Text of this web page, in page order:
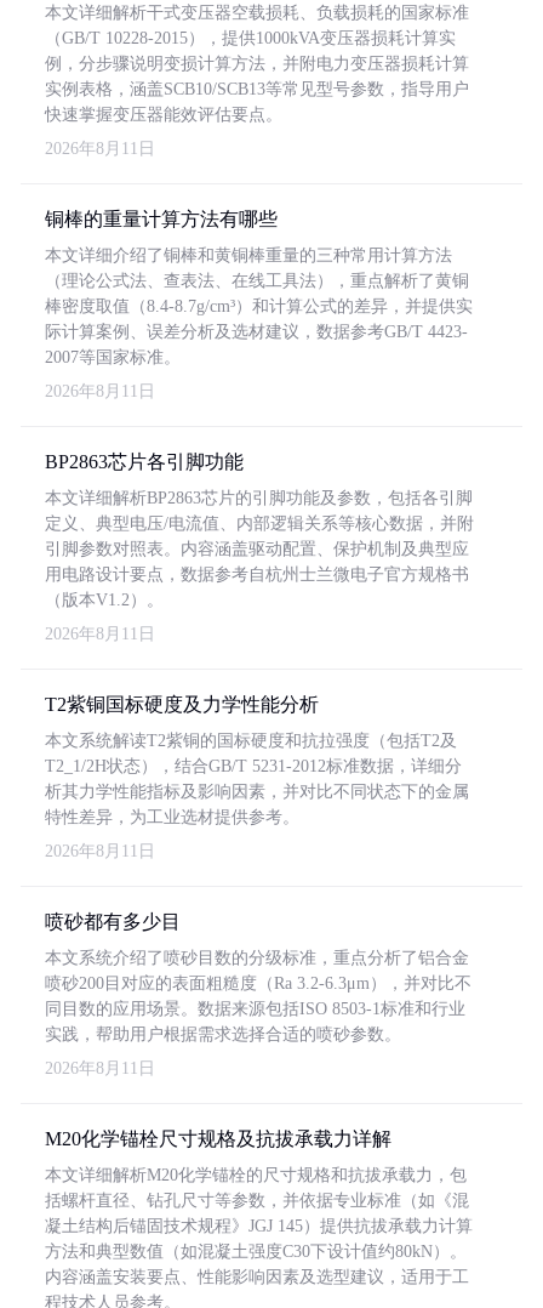
本文详细解析干式变压器空载损耗、负载损耗的国家标准
（GB/T 10228-2015），提供1000kVA变压器损耗计算实
例，分步骤说明变损计算方法，并附电力变压器损耗计算
实例表格，涵盖SCB10/SCB13等常见型号参数，指导用户
快速掌握变压器能效评估要点。
2026年8月11日
铜棒的重量计算方法有哪些
本文详细介绍了铜棒和黄铜棒重量的三种常用计算方法
（理论公式法、查表法、在线工具法），重点解析了黄铜
棒密度取值（8.4-8.7g/cm³）和计算公式的差异，并提供实
际计算案例、误差分析及选材建议，数据参考GB/T 4423-
2007等国家标准。
2026年8月11日
BP2863芯片各引脚功能
本文详细解析BP2863芯片的引脚功能及参数，包括各引脚
定义、典型电压/电流值、内部逻辑关系等核心数据，并附
引脚参数对照表。内容涵盖驱动配置、保护机制及典型应
用电路设计要点，数据参考自杭州士兰微电子官方规格书
（版本V1.2）。
2026年8月11日
T2紫铜国标硬度及力学性能分析
本文系统解读T2紫铜的国标硬度和抗拉强度（包括T2及
T2_1/2H状态），结合GB/T 5231-2012标准数据，详细分
析其力学性能指标及影响因素，并对比不同状态下的金属
特性差异，为工业选材提供参考。
2026年8月11日
喷砂都有多少目
本文系统介绍了喷砂目数的分级标准，重点分析了铝合金
喷砂200目对应的表面粗糙度（Ra 3.2-6.3μm），并对比不
同目数的应用场景。数据来源包括ISO 8503-1标准和行业
实践，帮助用户根据需求选择合适的喷砂参数。
2026年8月11日
M20化学锚栓尺寸规格及抗拔承载力详解
本文详细解析M20化学锚栓的尺寸规格和抗拔承载力，包
括螺杆直径、钻孔尺寸等参数，并依据专业标准（如《混
凝土结构后锚固技术规程》JGJ 145）提供抗拔承载力计算
方法和典型数值（如混凝土强度C30下设计值约80kN）。
内容涵盖安装要点、性能影响因素及选型建议，适用于工
程技术人员参考。